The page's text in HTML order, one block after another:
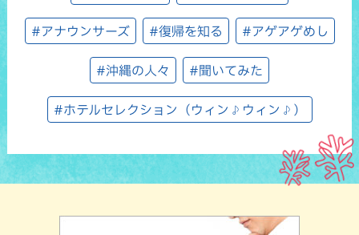
#アナウンサーズ #復帰を知る #アゲアゲめし
#沖縄の人々 #聞いてみた
#ホテルセレクション（ウィン♪ウィン♪）